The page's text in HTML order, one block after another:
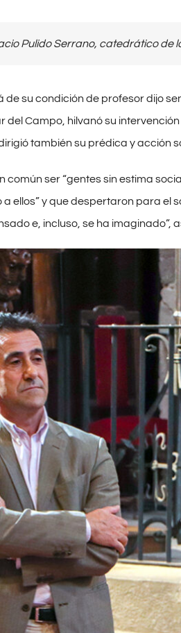
Pulido Serrano, catedrático de
de su condición de profesor dijo
del Campo, hilvanó su
también su prédica y acción
común ser “gentes sin estima
a ellos” y que despertaron para
e, incluso, se ha imaginado”,